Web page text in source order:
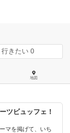
きたい 0
地図
ツビュッフェ！
マを掲げて、いち